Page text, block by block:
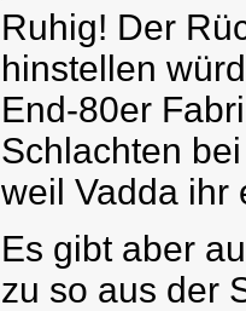
Ruhig! Der
hinstellen
End-80er
Schlachten
weil Vadda ihr
Es gibt aber
zu so aus der